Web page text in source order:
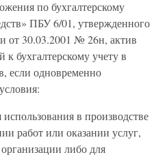
по бухгалтерскому
ПБУ 6/01, утвержденного
от 30.03.2001 № 26н, актив
к бухгалтерскому учету в
если одновременно
в производстве
работ или оказании услуг,
либо для